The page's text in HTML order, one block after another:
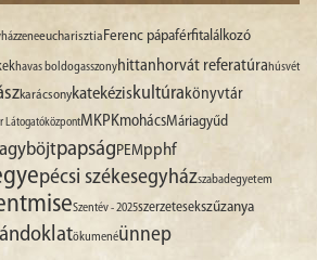
eucharisztiaFerenc pápaférfitalálkozó
havas boldogasszonyhittanhorvát referatúrahúsvét
karácsonykatekéziskultúrakönyvtár
LátogatóközpontMKPKmohácsMáriagyűd
papságPEMpphf
pécsi székesegyházszabadegyetem
Szentév - 2025szerzetesekszűzanya
ökumenéünnep